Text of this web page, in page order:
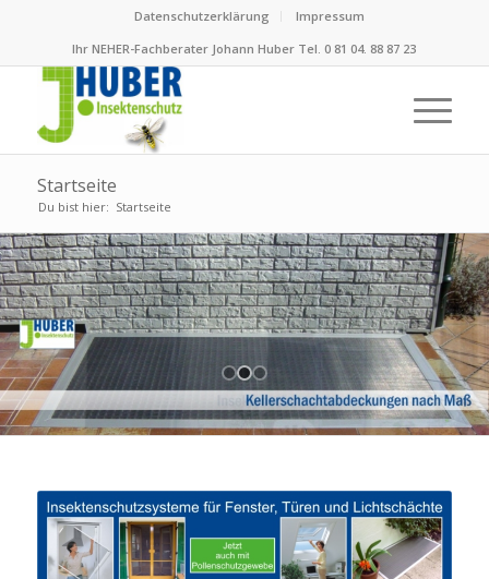
Datenschutzerklärung
Impressum
Ihr NEHER-Fachberater Johann Huber Tel. 0 81 04. 88 87 23
Startseite
Du bist hier: Startseite